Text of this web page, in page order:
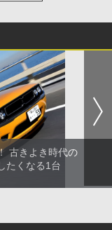
古きよき時代の
たくなる1台